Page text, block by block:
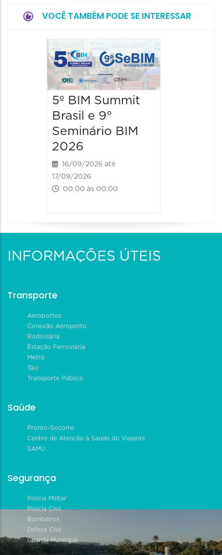
VOCÊ TAMBÉM PODE SE INTERESSAR
5º BIM Summit
Brasil e 9°
Seminário BIM
2026
16/09/2026 até
17/09/2026
00:00 às 00:00
INFORMAÇÕES ÚTEIS
Transporte
Aeroportos
Conexão Aeroporto
Rodoviária
Estação Ferroviária
Metrô
Táxi
Transporte Público
Saúde
Pronto-Socorro
Centro de Atenção à Saúde do Viajante
SAMU
Segurança
Polícia Militar
Polícia Civil
Bombeiros
Defesa Civil
Guarda Municipal